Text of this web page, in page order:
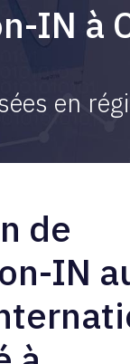
IN à
en
de
IN